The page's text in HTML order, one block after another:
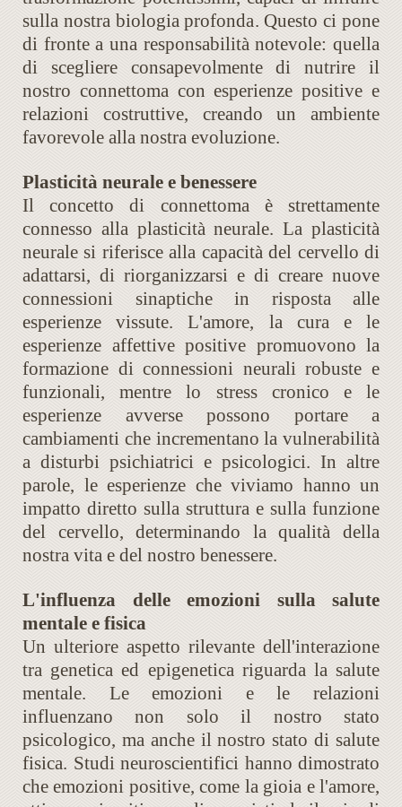
sulla nostra biologia profonda. Questo ci pone
di fronte a una responsabilità notevole: quella
di scegliere consapevolmente di nutrire il
nostro connettoma con esperienze positive e
relazioni costruttive, creando un ambiente
favorevole alla nostra evoluzione.
Plasticità neurale e benessere
Il concetto di connettoma è strettamente
connesso alla plasticità neurale. La plasticità
neurale si riferisce alla capacità del cervello di
adattarsi, di riorganizzarsi e di creare nuove
connessioni sinaptiche in risposta alle
esperienze vissute. L'amore, la cura e le
esperienze affettive positive promuovono la
formazione di connessioni neurali robuste e
funzionali, mentre lo stress cronico e le
esperienze avverse possono portare a
cambiamenti che incrementano la vulnerabilità
a disturbi psichiatrici e psicologici. In altre
parole, le esperienze che viviamo hanno un
impatto diretto sulla struttura e sulla funzione
del cervello, determinando la qualità della
nostra vita e del nostro benessere.
L'influenza delle emozioni sulla salute
mentale e fisica
Un ulteriore aspetto rilevante dell'interazione
tra genetica ed epigenetica riguarda la salute
mentale. Le emozioni e le relazioni
influenzano non solo il nostro stato
psicologico, ma anche il nostro stato di salute
fisica. Studi neuroscientifici hanno dimostrato
che emozioni positive, come la gioia e l'amore,